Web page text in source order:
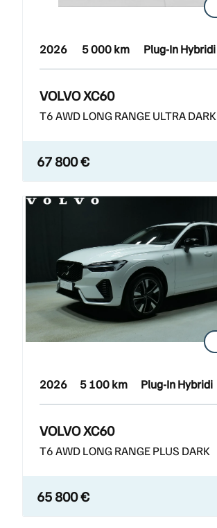
2026 5 000 km Plug-In Hybridi
VOLVO XC60
T6 AWD LONG RANGE ULTRA DARK
67 800 €
2026 5 100 km Plug-In Hybridi
VOLVO XC60
T6 AWD LONG RANGE PLUS DARK
65 800 €